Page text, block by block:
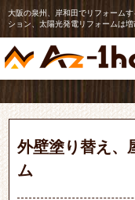
大阪の泉州、岸和田でリフォーム
ション、太陽光発電リフォームは
外壁塗り替え、
ム